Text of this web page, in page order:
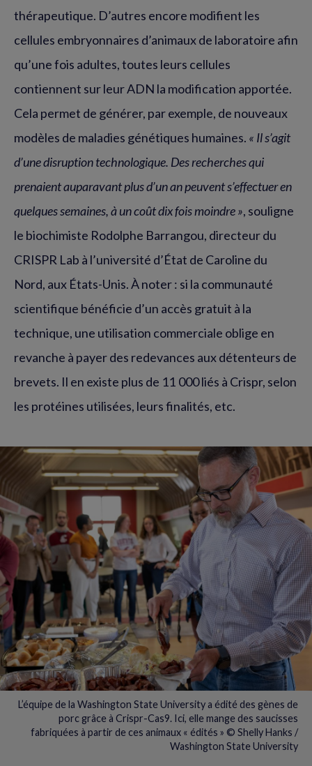
thérapeutique. D’autres encore modifient les
cellules embryonnaires d’animaux de laboratoire afin
qu’une fois adultes, toutes leurs cellules
contiennent sur leur ADN la modification apportée.
Cela permet de générer, par exemple, de nouveaux
modèles de maladies génétiques humaines. « Il s’agit
d’une disruption technologique. Des recherches qui
prenaient auparavant plus d’un an peuvent s’effectuer en
quelques semaines, à un coût dix fois moindre », souligne
le biochimiste Rodolphe Barrangou, directeur du
CRISPR Lab à l’université d’État de Caroline du
Nord, aux États-Unis. À noter : si la communauté
scientifique bénéficie d’un accès gratuit à la
technique, une utilisation commerciale oblige en
revanche à payer des redevances aux détenteurs de
brevets. Il en existe plus de 11 000 liés à Crispr, selon
les protéines utilisées, leurs finalités, etc.
L’équipe de la Washington State University a édité des gènes de
porc grâce à Crispr-Cas9. Ici, elle mange des saucisses
fabriquées à partir de ces animaux « édités » © Shelly Hanks /
Washington State University